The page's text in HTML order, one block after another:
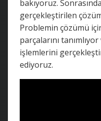
bakıyoruz.
gerçekleştirilen
Problemin çözümü
parçalarını tanımlıyor
işlemlerini
ediyoruz.